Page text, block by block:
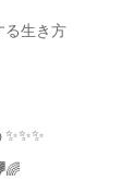
る生き方
🌈